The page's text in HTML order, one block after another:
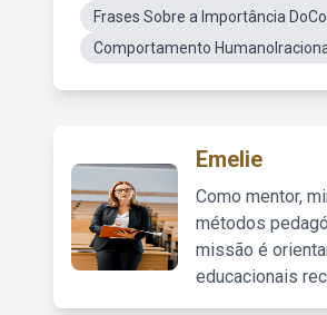
Frases Sobre a Importância
Comportamento
Emelie
Como mentor,
métodos
missão é
educacionais